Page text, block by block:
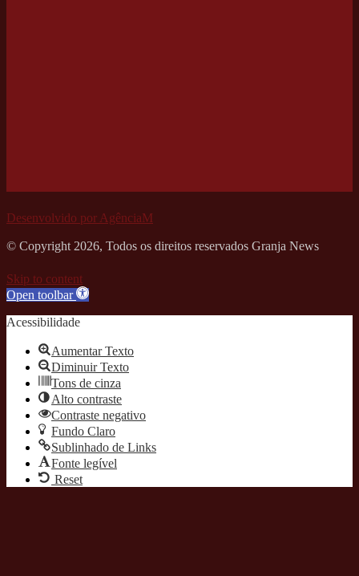
Desenvolvido por AgênciaM
© Copyright 2026, Todos os direitos reservados Granja News
Skip to content
Open toolbar
Acessibilidade
Aumentar Texto
Diminuir Texto
Tons de cinza
Alto contraste
Contraste negativo
Fundo Claro
Sublinhado de Links
Fonte legível
Reset